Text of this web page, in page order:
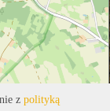
z polityką